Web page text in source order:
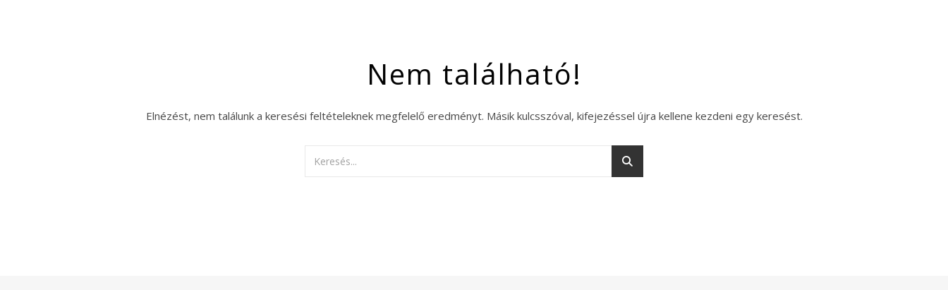
Nem található!
Elnézést, nem találunk a keresési feltételeknek megfelelő eredményt. Másik kulcsszóval, kifejezéssel újra kellene kezdeni egy keresést.